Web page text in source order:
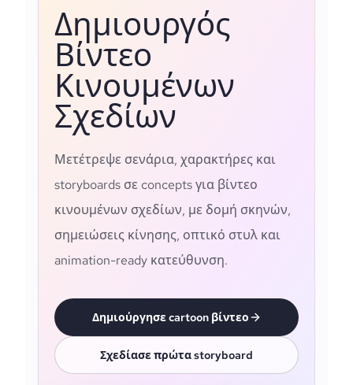
Δημιουργός
Βίντεο
Κινουμένων
Σχεδίων
Μετέτρεψε σενάρια, χαρακτήρες και
storyboards σε concepts για βίντεο
κινουμένων σχεδίων, με δομή σκηνών,
σημειώσεις κίνησης, οπτικό στυλ και
animation-ready κατεύθυνση.
Δημιούργησε cartoon βίντεο
Σχεδίασε πρώτα storyboard